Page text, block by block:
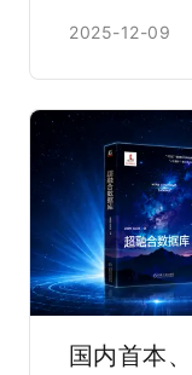
2025-12-09
国内首本